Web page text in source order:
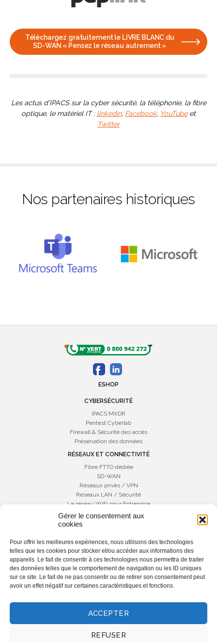
Gérer le consentement aux
cookies
Pour offrir les meilleures expériences, nous utilisons des technologies
telles que les cookies pour stocker et/ou accéder aux informations des
appareils. Le fait de consentir à ces technologies nous permettra de traiter
des données telles que le comportement de navigation ou les ID uniques
sur ce site. Le fait de ne pas consentir ou de retirer son consentement peut
avoir un effet négatif sur certaines caractéristiques et fonctions.
ACCEPTER
REFUSER
Téléchargez gratuitement le LIVRE BLANC du
SD-WAN « Pensez le réseau autrement »
Les actus d’IPACS sur la cyber sécurité, la téléphonie, la fibre
optique, le matériel IT : linkedin, Facebook, YouTubeet
Twitter
Nos partenaires historiques
ESHOP
CYBERSÉCURITÉ
IPACS MXDR
Pentest Cyberlab
Firewall & Sécurité des accès
Préservation des données
RÉSEAUX ET CONNECTIVITÉ
Fibre FTTO dédiée
SD-WAN
Réseaux privès / VPN
Réseaux LAN / Sécurité
Le réseau WiFi pour Entreprise
COMMUNICATIONS UNIFIÉES
Téléphonie Cloud
SIP TRUNK
Microsoft Teams
La solution 3CX
IPACS
A propos
Eshop IPACS
Agences Île-de-France